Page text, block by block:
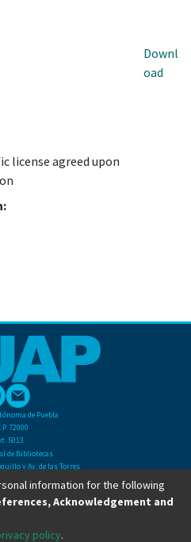
license agreed upon
Downl
oad
de Puebla
72000
5013
de Bibliotecas
y Av. de las Torres
Col. San Manuel
2295500 Ext 2901
information for the following
Acknowledgement and
policy.